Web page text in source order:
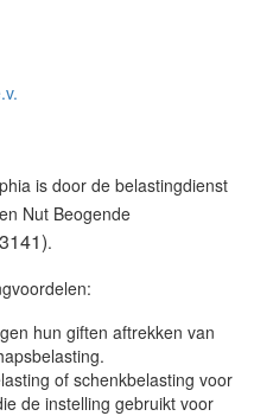
is door de belastingdienst
Nut Beogende
.
hun giften aftrekken van
of schenkbelasting voor
de instelling gebruikt voor